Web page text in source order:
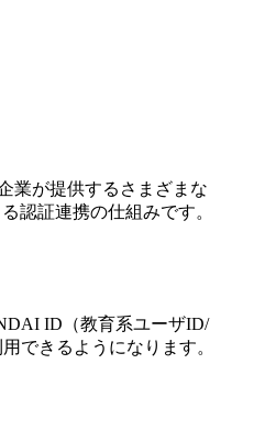
業が提供するさまざまな
認証連携の仕組みです。
ID（教育系ユーザID/
できるようになります。